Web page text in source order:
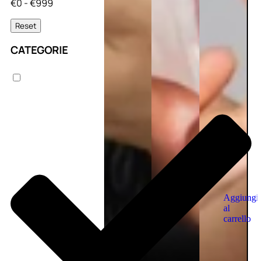
Aggiungi
al
carrello
€0 - €999
Reset
CATEGORIE